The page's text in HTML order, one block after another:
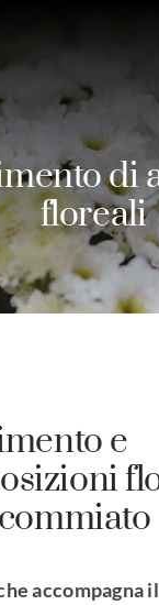
di
floreali
e
accompagna